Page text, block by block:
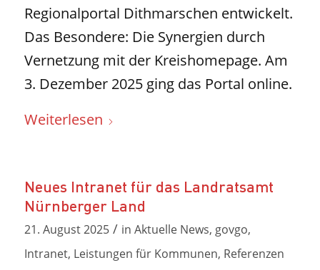
Regionalportal Dithmarschen entwickelt.
Das Besondere: Die Synergien durch
Vernetzung mit der Kreishomepage. Am
3. Dezember 2025 ging das Portal online.
Weiterlesen
Neues Intranet für das Landratsamt
Nürnberger Land
21. August 2025 / in Aktuelle News, govgo,
Intranet, Leistungen für Kommunen, Referenzen